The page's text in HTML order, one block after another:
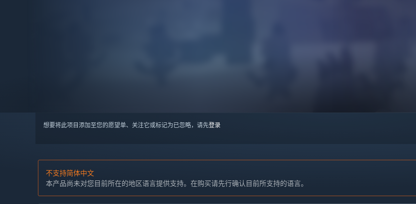
想要将此项目添加至您的愿望单、关注它或标记为已忽略，请先登录
不支持简体中文
本产品尚未对您目前所在的地区语言提供支持。在购买请先行确认目前所支持的语言。